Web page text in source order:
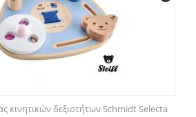
κινητικών δεξιοτήτων Schmidt Selecta